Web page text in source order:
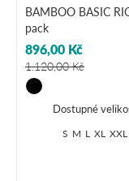
BAMBOO BASIC
pack
896,00 Kč
1.120,00 Kč
Dostupné
S M L XL XXL